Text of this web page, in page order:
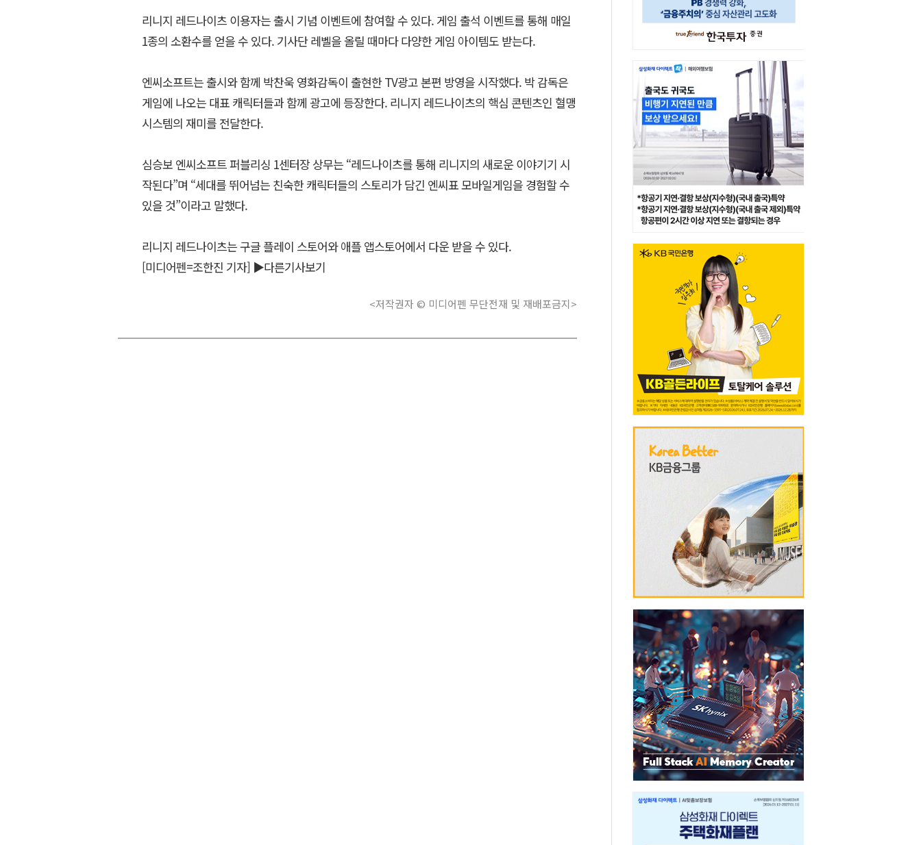
리니지 레드나이츠 이용자는 출시 기념 이벤트에 참여할 수 있다. 게임 출석 이벤트를 통해 매일
1종의 소환수를 얻을 수 있다. 기사단 레벨을 올릴 때마다 다양한 게임 아이템도 받는다.
엔씨소프트는 출시와 함께 박찬욱 영화감독이 출현한 TV광고 본편 방영을 시작했다. 박 감독은
게임에 나오는 대표 캐릭터들과 함께 광고에 등장한다. 리니지 레드나이츠의 핵심 콘텐츠인 혈맹
시스템의 재미를 전달한다.
심승보 엔씨소프트 퍼블리싱 1센터장 상무는 “레드나이츠를 통해 리니지의 새로운 이야기기 시
작된다”며 “세대를 뛰어넘는 친숙한 캐릭터들의 스토리가 담긴 엔씨표 모바일게임을 경험할 수
있을 것”이라고 말했다.
리니지 레드나이츠는 구글 플레이 스토어와 애플 앱스토어에서 다운 받을 수 있다.
[미디어펜=조한진 기자] ▶다른기사보기
<저작권자 © 미디어펜 무단전재 및 재배포금지>